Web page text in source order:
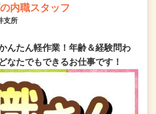
内職スタッフ
支所
んたん軽作業！年齢＆経験問わ
なたでもできるお仕事です！